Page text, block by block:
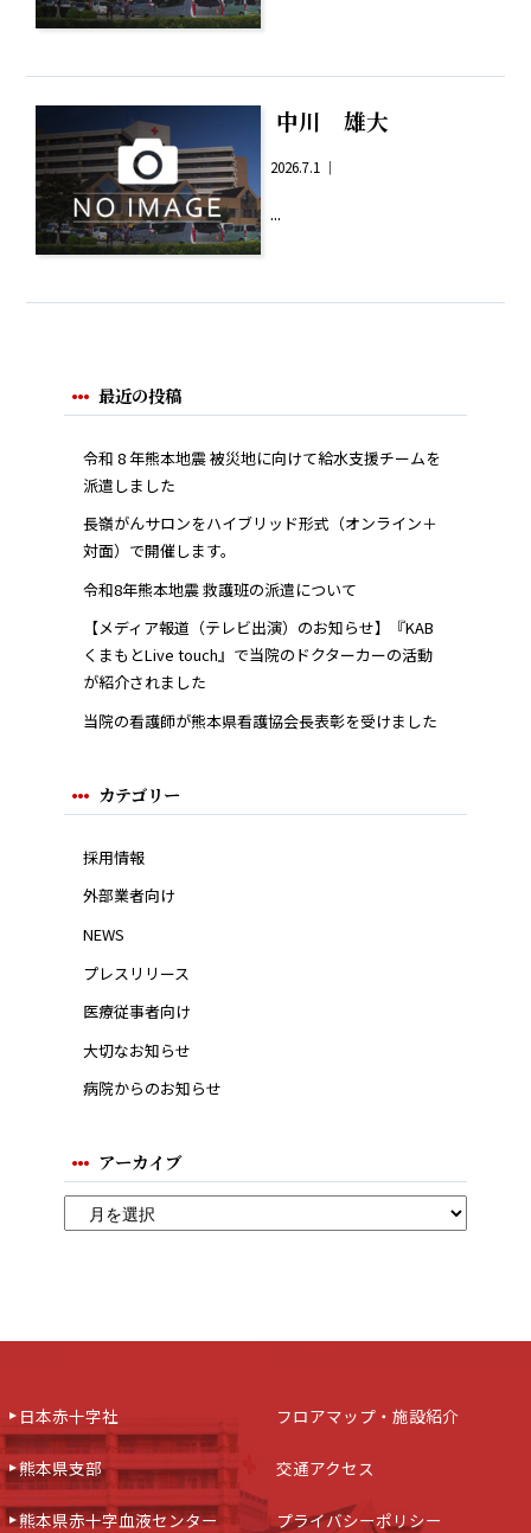
中川 雄大
2026.7.1 ｜
...
最近の投稿
令和 8 年熊本地震 被災地に向けて給水支援チームを
派遣しました
長嶺がんサロンをハイブリッド形式（オンライン＋
対面）で開催します。
令和8年熊本地震 救護班の派遣について
【メディア報道（テレビ出演）のお知らせ】『KAB
くまもとLive touch』で当院のドクターカーの活動
が紹介されました
当院の看護師が熊本県看護協会長表彰を受けました
カテゴリー
採用情報
外部業者向け
NEWS
プレスリリース
医療従事者向け
大切なお知らせ
病院からのお知らせ
アーカイブ
日本赤十字社
熊本県支部
熊本県赤十字血液センター
フロアマップ・施設紹介
交通アクセス
プライバシーポリシー